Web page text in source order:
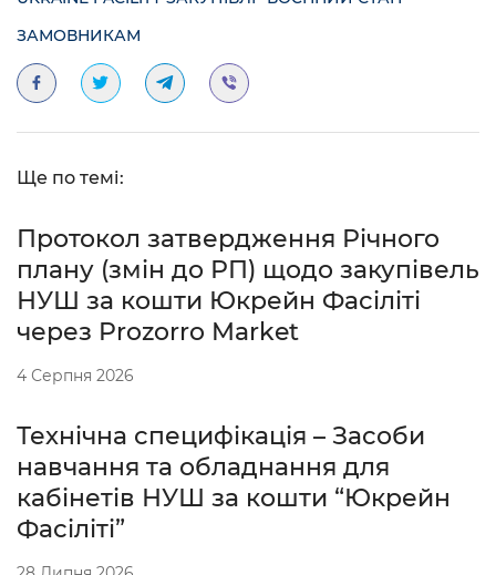
ЗАМОВНИКАМ
Ще по темі:
Протокол затвердження Річного
плану (змін до РП) щодо закупівель
НУШ за кошти Юкрейн Фасіліті
через Prozorro Market
4 Серпня 2026
Технічна специфікація – Засоби
навчання та обладнання для
кабінетів НУШ за кошти “Юкрейн
Фасіліті”